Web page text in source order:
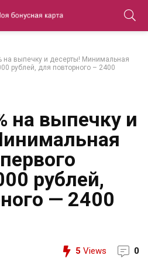
на выпечку и десерты! Минимальная
рублей, для повторного – 2400
на выпечку и
рублей,
— 2400
5 Views 0